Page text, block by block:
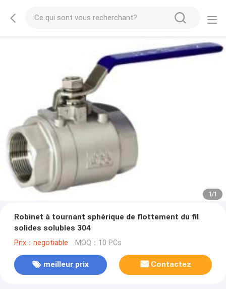
1/1
Robinet à tournant sphérique de flottement du fil
solides solubles 304
Prix：negotiable MOQ：10 PCs
meilleur prix Contactez